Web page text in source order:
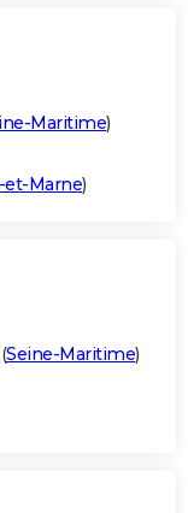
Maritime)
et-Marne)
(Seine-Maritime)